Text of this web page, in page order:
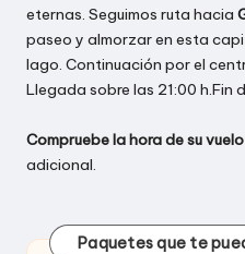
eternas. Seguimos ruta hacia
paseo y almorzar en esta
lago. Continuación por el
Llegada sobre las 21:00 h.Fin
Compruebe la hora de su vuelo
adicional.
Paquetes que te